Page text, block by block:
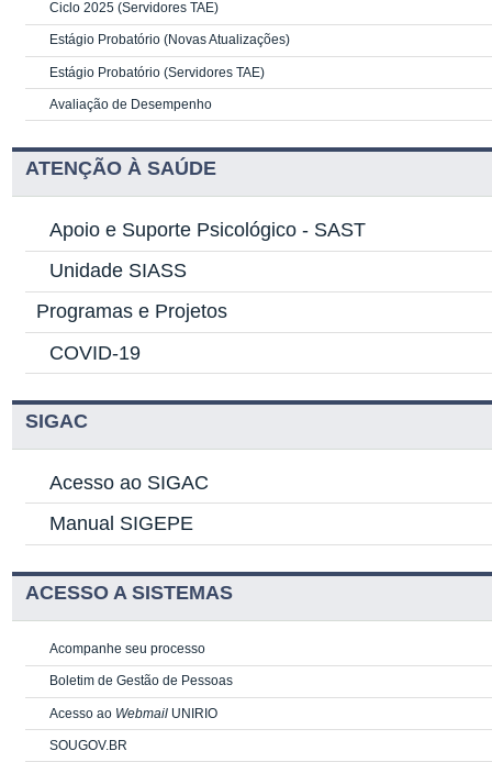
Ciclo 2025 (Servidores TAE)
Estágio Probatório (Novas Atualizações)
Estágio Probatório (Servidores TAE)
Avaliação de Desempenho
ATENÇÃO À SAÚDE
Apoio e Suporte Psicológico - SAST
Unidade SIASS
Programas e Projetos
COVID-19
SIGAC
Acesso ao SIGAC
Manual SIGEPE
ACESSO A SISTEMAS
Acompanhe seu processo
Boletim de Gestão de Pessoas
Acesso ao Webmail UNIRIO
SOUGOV.BR